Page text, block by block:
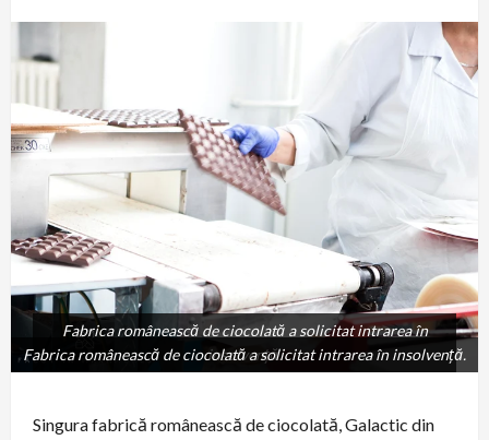
Fabrica românească de ciocolată a solicitat intrarea în
insolvență.
Fabrica românească de ciocolată a solicitat intrarea în insolvență.
Singura fabrică românească de ciocolată, Galactic din